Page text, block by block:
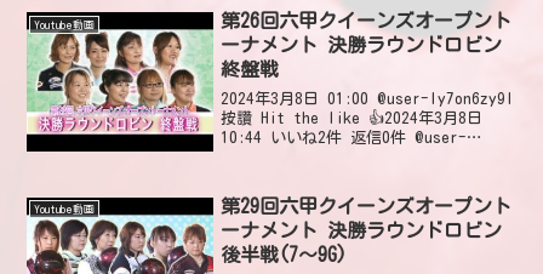
Youtube動画
第26回六甲クイーンズオープント
ーナメント 決勝ラウンドロビン
終盤戦
2024年3月8日 01:00 @user-ly7on6zy9l
按讚 Hit the like 👍2024年3月8日
10:44 いいね2件 返信0件 @user-
Youtube動画
第29回六甲クイーンズオープント
ーナメント 決勝ラウンドロビン
後半戦(7～9G)